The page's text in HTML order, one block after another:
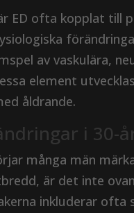
ED ofta kopplat till
av vaskulära,
element
åldrande.
i 30-
många män
är det inte
inkluderar